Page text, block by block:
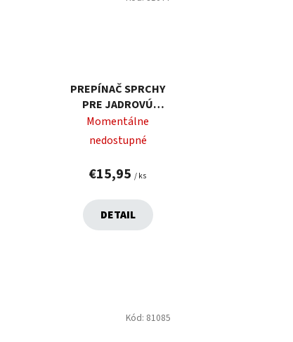
PREPÍNAČ SPRCHY
PRE JADROVÚ
BATÉRIU, LESKLÝ
CHRÓM
Momentálne
nedostupné
€15,95/ ks
DETAIL
Kód: 81085